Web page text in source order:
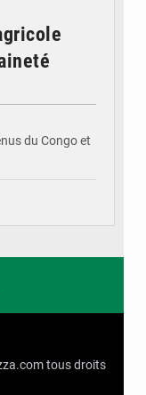
du Congo et
tous droits